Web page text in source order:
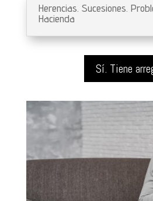
Herencias. Sucesiones.
Hacienda
Sí. Tiene